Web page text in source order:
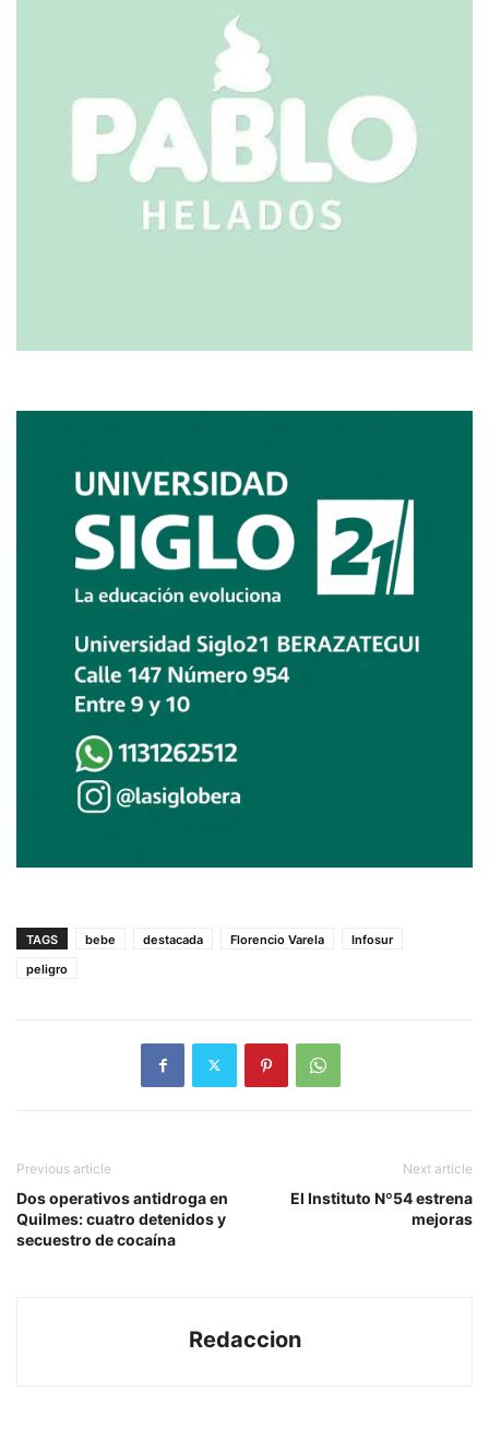
TAGS bebe destacada Florencio Varela
Infosur
peligro
Previous article
Dos operativos antidroga en
Quilmes: cuatro detenidos y
secuestro de cocaína
Next article
El Instituto Nº54 estrena
mejoras
Redaccion